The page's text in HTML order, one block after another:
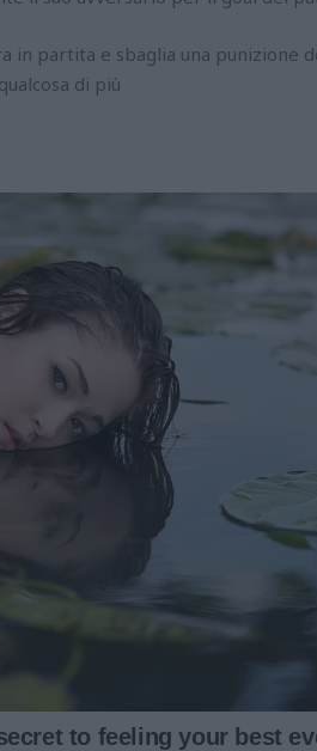
in partita e sbaglia una punizione
di più